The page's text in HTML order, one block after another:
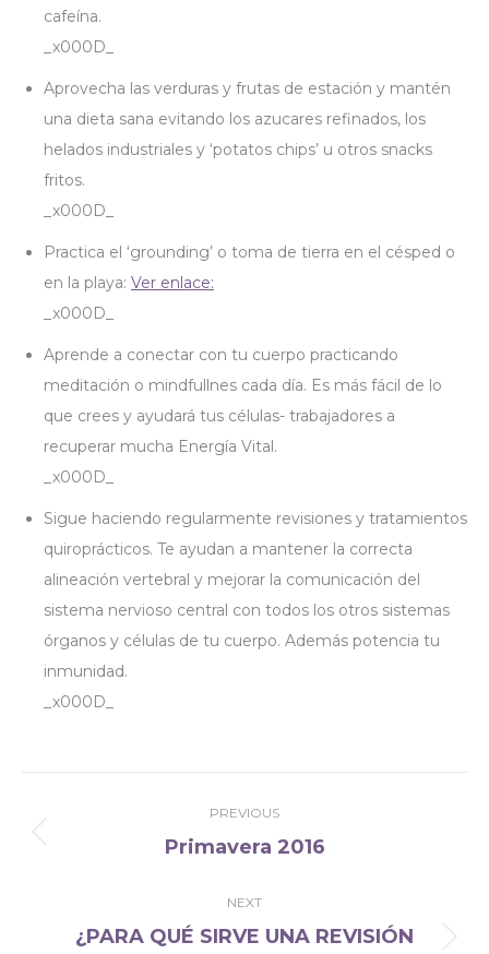
cafeína.
_x000D_
Aprovecha las verduras y frutas de estación y mantén
una dieta sana evitando los azucares refinados, los
helados industriales y ‘potatos chips’ u otros snacks
fritos.
_x000D_
Practica el ‘grounding’ o toma de tierra en el césped o
en la playa: Ver enlace:
_x000D_
Aprende a conectar con tu cuerpo practicando
meditación o mindfullnes cada día. Es más fácil de lo
que crees y ayudará tus células- trabajadores a
recuperar mucha Energía Vital.
_x000D_
Sigue haciendo regularmente revisiones y tratamientos
quiroprácticos. Te ayudan a mantener la correcta
alineación vertebral y mejorar la comunicación del
sistema nervioso central con todos los otros sistemas
órganos y células de tu cuerpo. Además potencia tu
inmunidad.
_x000D_
PREVIOUS
Previous
Primavera 2016
NEXT
¿PARA QUÉ SIRVE UNA REVISIÓN